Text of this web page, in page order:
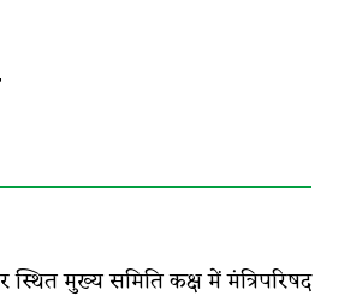
मुख्य समिति कक्ष में मंत्रिपरिषद